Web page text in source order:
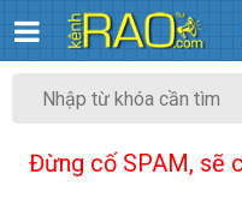
Đừng cố SPAM, sẽ